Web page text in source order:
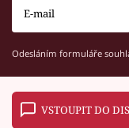
Odesláním formuláře
VSTOUPIT DO